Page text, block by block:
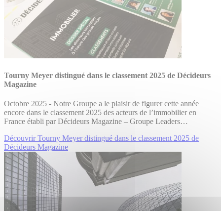
Tourny Meyer distingué dans le classement 2025 de Décideurs
Magazine
Octobre 2025 - Notre Groupe a le plaisir de figurer cette année
encore dans le classement 2025 des acteurs de l’immobilier en
France établi par Décideurs Magazine – Groupe Leaders…
Découvrir Tourny Meyer distingué dans le classement 2025 de
Décideurs Magazine